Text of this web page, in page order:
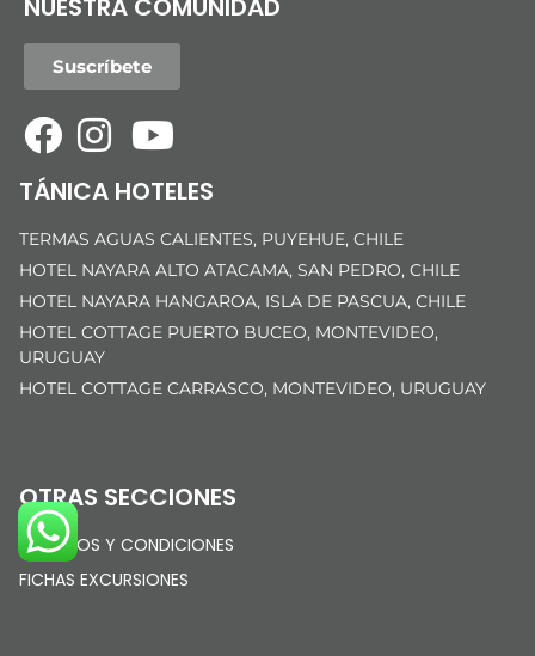
NUESTRA COMUNIDAD
Suscríbete
TÁNICA HOTELES
TERMAS AGUAS CALIENTES, PUYEHUE, CHILE
HOTEL NAYARA ALTO ATACAMA, SAN PEDRO, CHILE
HOTEL NAYARA HANGAROA, ISLA DE PASCUA, CHILE
HOTEL COTTAGE PUERTO BUCEO, MONTEVIDEO,
URUGUAY
HOTEL COTTAGE CARRASCO, MONTEVIDEO, URUGUAY
OTRAS SECCIONES
TÉRMINOS Y CONDICIONES
FICHAS EXCURSIONES